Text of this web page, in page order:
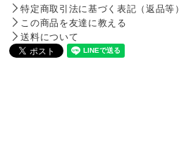
特定商取引法に基づく表記（返品等）
この商品を友達に教える
送料について